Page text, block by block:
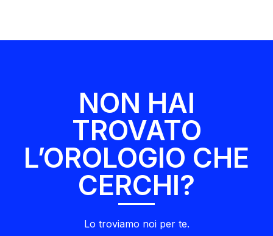
NON HAI
TROVATO
L’OROLOGIO CHE
CERCHI?
Lo troviamo noi per te.